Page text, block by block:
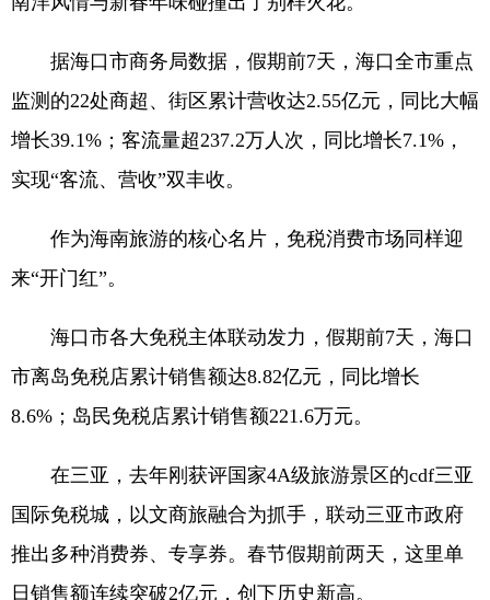
据海口市商务局数据，假期前7天，海口全市重点
监测的22处商超、街区累计营收达2.55亿元，同比大幅
增长39.1%；客流量超237.2万人次，同比增长7.1%，
实现“客流、营收”双丰收。
作为海南旅游的核心名片，免税消费市场同样迎
来“开门红”。
海口市各大免税主体联动发力，假期前7天，海口
市离岛免税店累计销售额达8.82亿元，同比增长
8.6%；岛民免税店累计销售额221.6万元。
在三亚，去年刚获评国家4A级旅游景区的cdf三亚
国际免税城，以文商旅融合为抓手，联动三亚市政府
推出多种消费券、专享券。春节假期前两天，这里单
日销售额连续突破2亿元，创下历史新高。